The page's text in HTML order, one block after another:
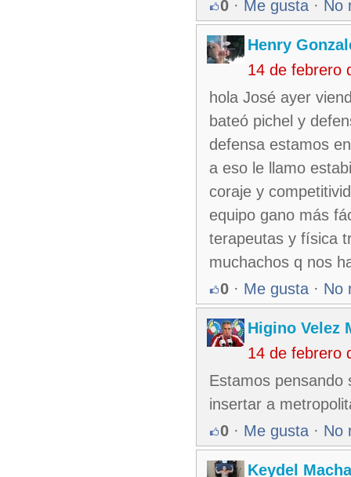
0 · Me gusta · No
Henry
14 de febrero
hola José ayer
bateó pichel y
defensa estamos
a eso le llamo
coraje y
equipo gano más
terapeutas y física
muchachos q nos
0 · Me gusta · No
Higino Velez
14 de febrero
Estamos pensando
insertar a
0 · Me gusta · No
Keydel